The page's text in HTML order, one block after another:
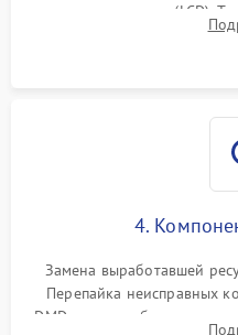
или поляризаторов (LCD).
температуры и
4.
Замена выработавшей
Перепайка неисправных
DMD-чипа при битых